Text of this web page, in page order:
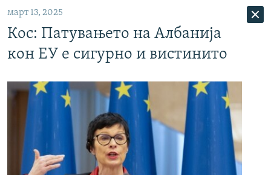
главната
навигација
на
пребарување
ВИЗУЕЛНО
ШТО ТРЕБА ДА ЗНАЕТЕ
ПРИЈАВИ СЕ ЗА ЊУЗЛЕТЕР
ПОДКАСТ ЗОШТО?
СЛЕДЕТЕ НЕ
март 13, 2025
Кос: Патувањето на Албанија
кон ЕУ е сигурно и вистинито